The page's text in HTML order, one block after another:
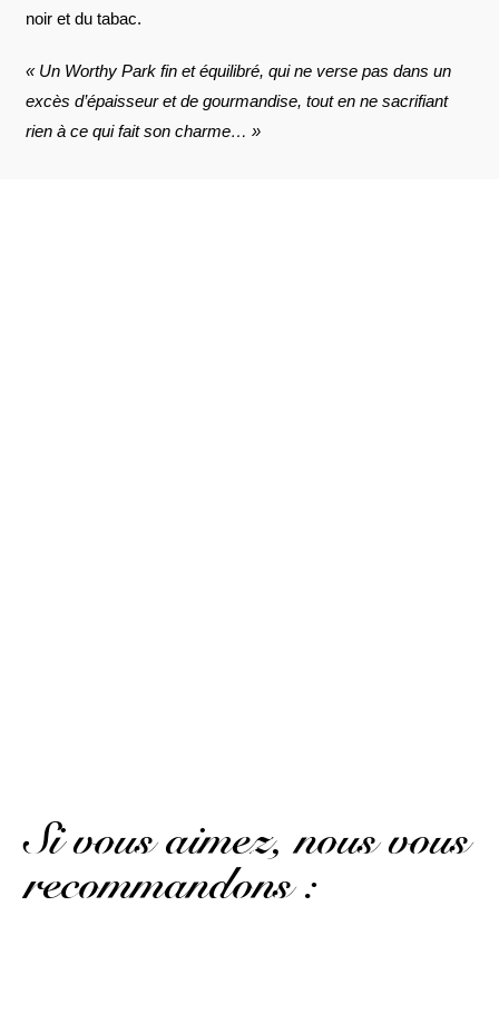
noir et du tabac.
« Un Worthy Park fin et équilibré, qui ne verse pas dans un
excès d’épaisseur et de gourmandise, tout en ne sacrifiant
rien à ce qui fait son charme… »
Si vous aimez, nous vous
recommandons :